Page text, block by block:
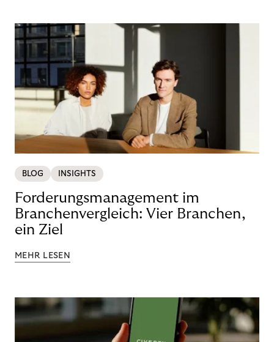
BLOG INSIGHTS
Forderungsmanagement im
Branchenvergleich: Vier Branchen,
ein Ziel
MEHR LESEN